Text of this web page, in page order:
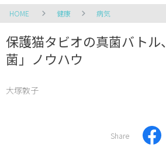
HOME 健康 病気
保護猫タビオの真菌バトル
菌」ノウハウ
大塚敦子
Share